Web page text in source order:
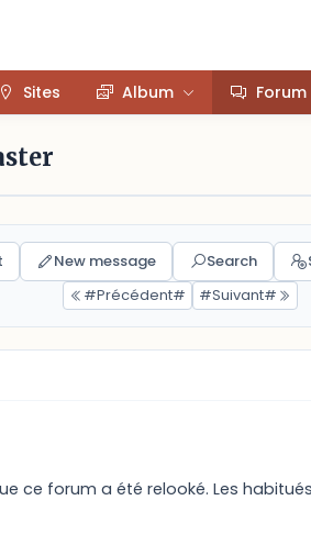
Sites Album Forum
New message Search
#Précédent#
#Suivant#
ce forum a été relooké. Les